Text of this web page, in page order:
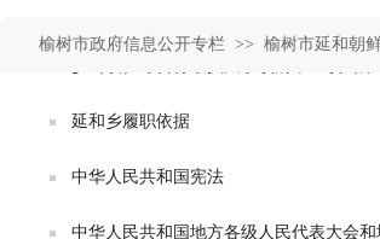
榆树市政府信息公开专栏 >> 榆树市延和朝
延和乡履职依据
中华人民共和国宪法
中华人民共和国地方各级人民代表大会